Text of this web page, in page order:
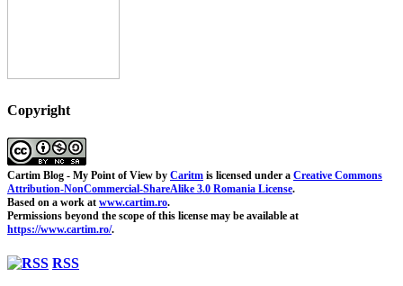
Copyright
Cartim Blog - My Point of View by Caritm is licensed under a Creative Commons
Attribution-NonCommercial-ShareAlike 3.0 Romania License.
Based on a work at www.cartim.ro.
Permissions beyond the scope of this license may be available at
https://www.cartim.ro/.
RSS